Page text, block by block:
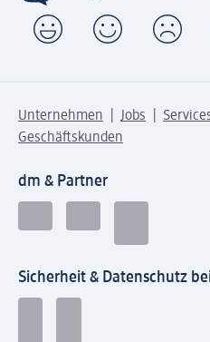
Unternehmen Jobs
Geschäftskunden
dm & Partner
Sicherheit & Datenschutz